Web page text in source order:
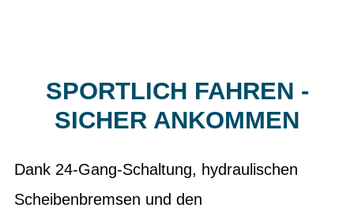
SPORTLICH FAHREN -
SICHER ANKOMMEN
Dank 24-Gang-Schaltung, hydraulischen
Scheibenbremsen und den